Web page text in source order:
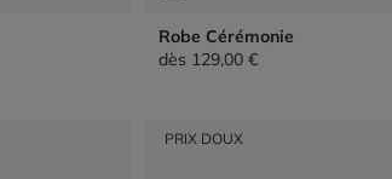
Robe Cérémonie
dès 129,00 €
PRIX DOUX